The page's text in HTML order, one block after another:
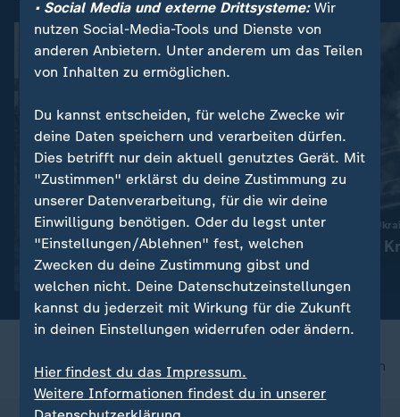
FAQ
Krise in Ceuta:
Wie junge Geflüchtete zur
Verhandlungsmasse werden
mit Video 2:37
Liveblog
Russland greift die
Aktuelles zum
Ukraine
nach oben
• Social Media und externe Drittsysteme:Wir
nutzen Social-Media-Tools und Dienste von
anderen Anbietern. Unter anderem um das Teilen
von Inhalten zu ermöglichen.
Du kannst entscheiden, für welche Zwecke wir
deine Daten speichern und verarbeiten dürfen.
Dies betrifft nur dein aktuell genutztes Gerät. Mit
"Zustimmen" erklärst du deine Zustimmung zu
unserer Datenverarbeitung, für die wir deine
Einwilligung benötigen. Oder du legst unter
"Einstellungen/Ablehnen" fest, welchen
Zwecken du deine Zustimmung gibst und
welchen nicht. Deine Datenschutzeinstellungen
kannst du jederzeit mit Wirkung für die Zukunft
in deinen Einstellungen widerrufen oder ändern.
Hier findest du das Impressum.
Weitere Informationen findest du in unserer